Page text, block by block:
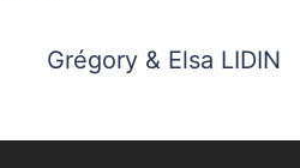
Grégory & Elsa LIDIN